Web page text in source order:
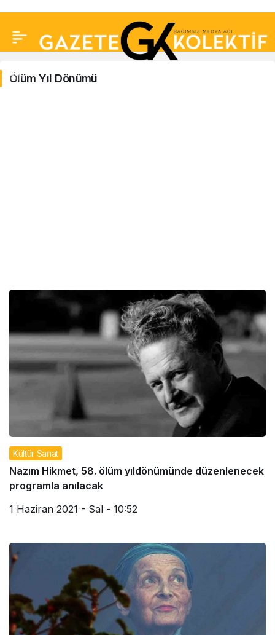
Ölüm
Ölüm Yıl Dönümü
Kültür Sanat
Nazım Hikmet, 58. ölüm yıldönümünde düzenlenecek
programla anılacak
1 Haziran 2021 - Sal - 10:52